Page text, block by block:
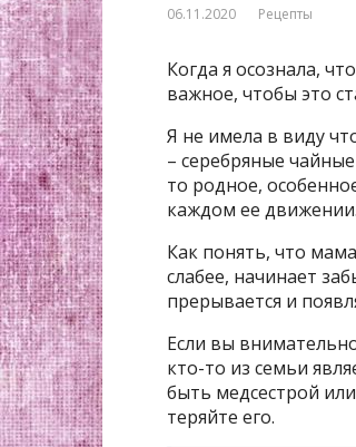
06.11.2020 Рецепты
Когда я осознала,
важное, чтобы это
Я не имела в виду
– серебряные
то родное,
каждом ее
Как понять, что
слабее, начинает
прерывается и
Если вы
кто-то из семьи
быть медсестрой
теряйте его.